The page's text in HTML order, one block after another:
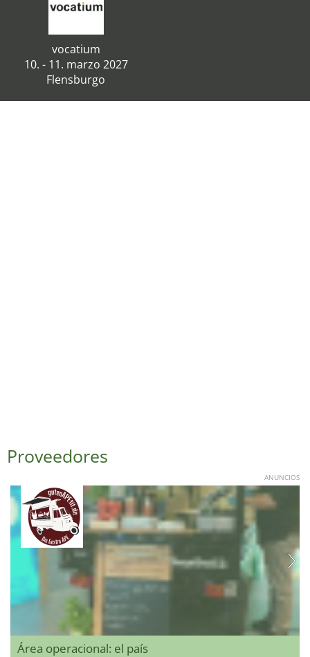
vocatium
10. - 11. marzo 2027
Flensburgo
Proveedores
ANUNCIOS
Área operacional: el país